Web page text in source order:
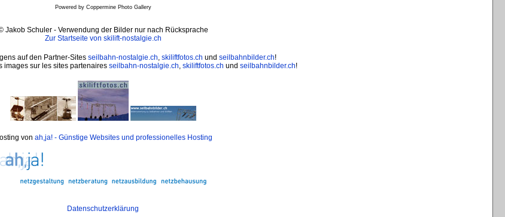
Powered by Coppermine Photo Gallery
Jakob Schuler - Verwendung der Bilder nur nach Rücksprache
Zur Startseite von skilift-nostalgie.ch
auf den Partner-Sites seilbahn-nostalgie.ch, skiliftfotos.ch und seilbahnbilder.ch!
images sur les sites partenaires seilbahn-nostalgie.ch, skiliftfotos.ch und seilbahnbilder.ch!
von ah,ja! - Günstige Websites und professionelles Hosting
Datenschutzerklärung